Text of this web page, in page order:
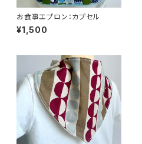
お食事エプロン：カプセル
¥1,500